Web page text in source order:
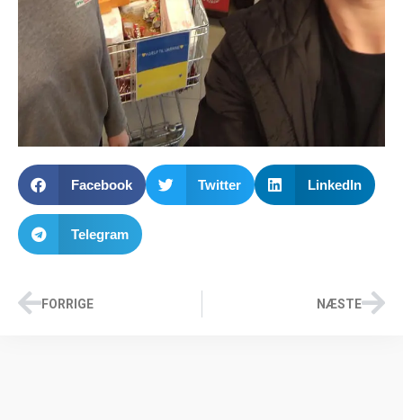
Facebook Twitter LinkedIn
Telegram
FORRIGE NÆSTE